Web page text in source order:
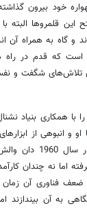
خود بیرون
قلمرو‌ها البته
گاه به همراه آن
که قدم در راه
تلاش‌های شگفت‌ و
با همکاری بنیاد
انبوهی از
پیش از آن تنها
اما نه چندان
ضعف‌ فناوری آن
به آن بیندازند